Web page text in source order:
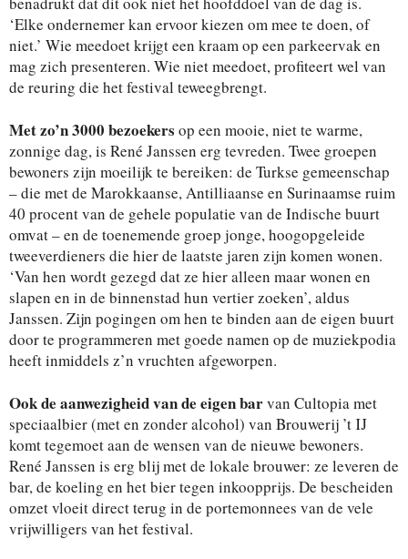
‘Elke ondernemer kan ervoor kiezen om mee te doen, of
niet.’ Wie meedoet krijgt een kraam op een parkeervak en
mag zich presenteren. Wie niet meedoet, profiteert wel van
de reuring die het festival teweegbrengt.
Met zo’n 3000 bezoekers op een mooie, niet te warme,
zonnige dag, is René Janssen erg tevreden. Twee groepen
bewoners zijn moeilijk te bereiken: de Turkse gemeenschap
– die met de Marokkaanse, Antilliaanse en Surinaamse ruim
40 procent van de gehele populatie van de Indische buurt
omvat – en de toenemende groep jonge, hoogopgeleide
tweeverdieners die hier de laatste jaren zijn komen wonen.
‘Van hen wordt gezegd dat ze hier alleen maar wonen en
slapen en in de binnenstad hun vertier zoeken’, aldus
Janssen. Zijn pogingen om hen te binden aan de eigen buurt
door te programmeren met goede namen op de muziekpodia
heeft inmiddels z’n vruchten afgeworpen.
Ook de aanwezigheid van de eigen barvan Cultopia met
speciaalbier (met en zonder alcohol) van Brouwerij ’t IJ
komt tegemoet aan de wensen van de nieuwe bewoners.
René Janssen is erg blij met de lokale brouwer: ze leveren de
bar, de koeling en het bier tegen inkoopprijs. De bescheiden
omzet vloeit direct terug in de portemonnees van de vele
vrijwilligers van het festival.